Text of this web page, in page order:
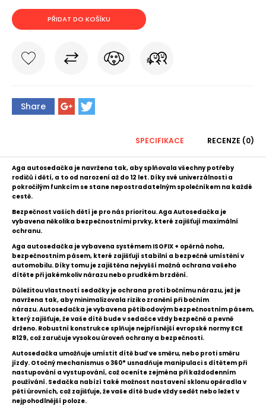
PŘIDAT DO KOŠÍKU
Share
SPECIFIKACE RECENZE (0)
Aga autosedačka je navržena tak, aby splňovala všechny potřeby
rodičů i dětí, a to od narození až do 12 let. Díky své univerzálnosti a
pokročilým funkcím se stane nepostradatelným společníkem na každé
cestě.
Bezpečnost vašich dětí je pro nás prioritou. Aga Autosedačka je
vybavena několika bezpečnostními prvky, které zajišťují maximální
ochranu.
Aga autosedačka je vybavena systémem ISOFIX + opěrná noha,
bezpečnostním pásem, které zajišťují stabilní a bezpečné umístění v
automobilu. Díky tomu je zajištěna nejvyšší možná ochrana vašeho
dítěte při jakémkoliv nárazu nebo prudkém brzdění.
Důležitou vlastností sedačky je ochrana proti bočnímu nárazu, jež je
navržena tak, aby minimalizovala riziko zranění při bočním
nárazu. Autosedačka je vybavena pětibodovým bezpečnostním pásem,
který zajišťuje, že vaše dítě bude v sedačce vždy bezpečně a pevně
drženo. Robustní konstrukce splňuje nejpřísnější evropské normy ECE
R129, což zaručuje vysokou úroveň ochrany a bezpečnosti.
Autosedačka umožňuje umístit dítě buď ve směru, nebo proti směru
jízdy. Otočný mechanismus o 360° usnadňuje manipulaci s dítětem při
nastupování a vystupování, což oceníte zejména při každodenním
používání. Sedačka nabízí také možnost nastavení sklonu opěradla v
pěti úrovních, což zajišťuje, že vaše dítě bude vždy sedět nebo ležet v
nejpohodlnější poloze.